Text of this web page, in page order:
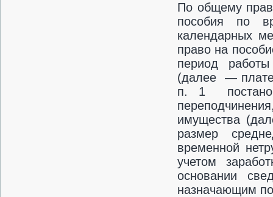
По общему
пособия по
календарных
право на
период
(далее —
п. 1
имущества
размер
временной
учетом
основании
назначающим